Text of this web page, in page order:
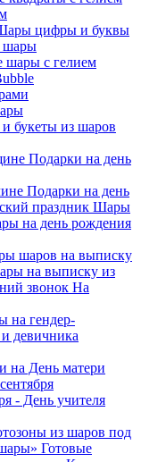
цифры и буквы
шары
шары с гелием
букеты из шаров
Подарки на день
Подарки на день
Шары
шаров на выписку
на выписку из
На
на гендер-
на День матери
- День учителя
из шаров под
Готовые